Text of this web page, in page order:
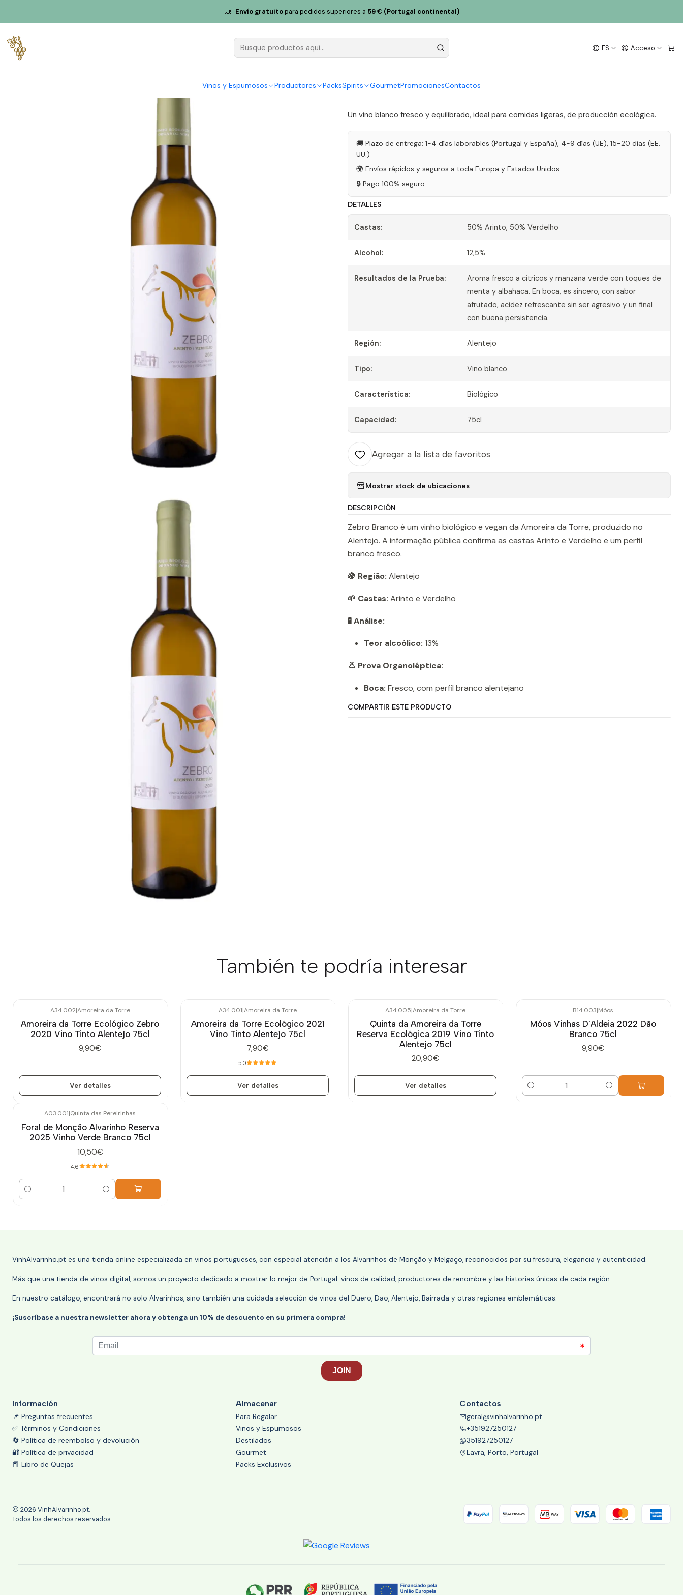
ES Acceso
Vinos y Espumosos Productores PacksSpirits GourmetPromocionesContactos
Envío gratuitopara pedidos superiores a 59 € (Portugal continental)
Amoreira da Torre Ecológico Zebro 2020 Vino Blanco Alentejo 75cl
Amoreira da Torre Ecológico Zebro
|
Un vino blanco fresco y equilibrado, ideal para comidas ligeras, de producción ecológica.
🚚 Plazo de entrega: 1-4 días laborables (Portugal y España), 4-9 días (UE), 15-20 días (EE.
UU.)
🌍 Envíos rápidos y seguros a toda Europa y Estados Unidos.
🔒 Pago 100% seguro
DETALLES
Castas: 50% Arinto, 50% Verdelho
Alcohol: 12,5%
Resultados de la Prueba:
Aroma fresco a cítricos y manzana verde con toques de
menta y albahaca. En boca, es sincero, con sabor
afrutado, acidez refrescante sin ser agresivo y un final
con buena persistencia.
Región: Alentejo
Tipo: Vino blanco
Característica: Biológico
Capacidad: 75cl
Agregar a la lista de favoritos
Mostrar stock de ubicaciones
DESCRIPCIÓN
Zebro Branco é um vinho biológico e vegan da Amoreira da Torre, produzido no
Alentejo. A informação pública confirma as castas Arinto e Verdelho e um perfil
branco fresco.
🍇 Região: Alentejo
🌱 Castas: Arinto e Verdelho
🧪 Análise:
Teor alcoólico: 13%
👃 Prova Organoléptica:
Boca: Fresco, com perfil branco alentejano
COMPARTIR ESTE PRODUCTO
También te podría interesar
A34.002|Amoreira da Torre
Amoreira da Torre Ecológico Zebro
2020 Vino Tinto Alentejo 75cl
9,90€
Ver detalles
A34.001|Amoreira da Torre
Amoreira da Torre Ecológico 2021
Vino Tinto Alentejo 75cl
7,90€
5.0
Ver detalles
A34.005|Amoreira da Torre
Quinta da Amoreira da Torre
Reserva Ecológica 2019 Vino Tinto
Alentejo 75cl
20,90€
Ver detalles
B14.003|Móos
Móos Vinhas D'Aldeia 2022 Dão
Branco 75cl
9,90€
Cantidad
A03.001|Quinta das Pereirinhas
Foral de Monção Alvarinho Reserva
2025 Vinho Verde Branco 75cl
10,50€
4.6
Cantidad
VinhAlvarinho.pt es una tienda online especializada en vinos portugueses, con especial atención a los Alvarinhos de Monção y Melgaço, reconocidos por su frescura, elegancia y autenticidad.
Más que una tienda de vinos digital, somos un proyecto dedicado a mostrar lo mejor de Portugal: vinos de calidad, productores de renombre y las historias únicas de cada región.
En nuestro catálogo, encontrará no solo Alvarinhos, sino también una cuidada selección de vinos del Duero, Dão, Alentejo, Bairrada y otras regiones emblemáticas.
¡Suscríbase a nuestra newsletter ahora y obtenga un 10% de descuento en su primera compra!
Información
📌 Preguntas frecuentes
✅ Términos y Condiciones
🔄 Política de reembolso y devolución
🔐 Política de privacidad
📕 Libro de Quejas
Almacenar
Para Regalar
Vinos y Espumosos
Destilados
Gourmet
Packs Exclusivos
Contactos
geral@vinhalvarinho.pt
+351927250127
351927250127
Lavra, Porto, Portugal
2026 VinhAlvarinho.pt.
Todos los derechos reservados.